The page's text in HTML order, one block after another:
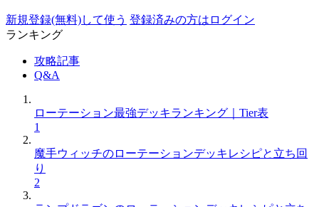
新規登録(無料)して使う 登録済みの方はログイン
ランキング
攻略記事
Q&A
ローテーション最強デッキランキング｜Tier表
1
魔手ウィッチのローテーションデッキレシピと立ち回
り
2